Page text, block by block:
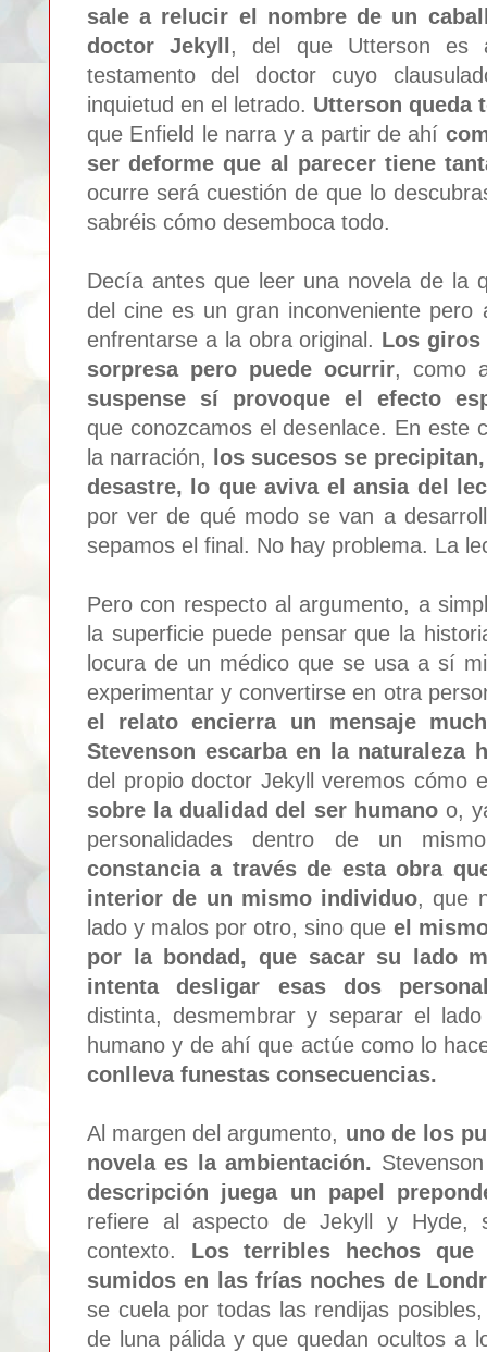
sale a relucir el nombre de un
doctor Jekyll, del que Utterson es
testamento del doctor cuyo
inquietud en el letrado. Utterson queda
que Enfield le narra y a partir de ahí
ser deforme que al parecer tiene
ocurre será cuestión de que lo
sabréis cómo desemboca todo.
Decía antes que leer una novela de la
del cine es un gran inconveniente
enfrentarse a la obra original. Los giros
sorpresa pero puede ocurrir, como
suspense sí provoque el efecto
que conozcamos el desenlace. En este
la narración, los sucesos se
desastre, lo que aviva el ansia del
por ver de qué modo se van a
sepamos el final. No hay problema. La
Pero con respecto al argumento, a
la superficie puede pensar que la
locura de un médico que se usa a sí
experimentar y convertirse en otra
el relato encierra un mensaje
Stevenson escarba en la naturaleza
del propio doctor Jekyll veremos cómo
sobre la dualidad del ser humano o,
personalidades dentro de un
constancia a través de esta obra
interior de un mismo individuo, que
lado y malos por otro, sino que el
por la bondad, que sacar su lado
intenta desligar esas dos
distinta, desmembrar y separar el
humano y de ahí que actúe como lo
conlleva funestas consecuencias.
Al margen del argumento, uno de los
novela es la ambientación.
descripción juega un papel
refiere al aspecto de Jekyll y
contexto. Los terribles hechos
sumidos en las frías noches de
se cuela por todas las rendijas
de luna pálida y que quedan ocultos a